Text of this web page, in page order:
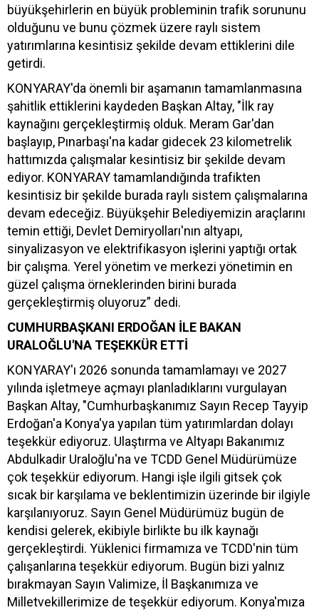
büyükşehirlerin en büyük probleminin trafik sorununu
olduğunu ve bunu çözmek üzere raylı sistem
yatırımlarına kesintisiz şekilde devam ettiklerini dile
getirdi.
KONYARAY'da önemli bir aşamanın tamamlanmasına
şahitlik ettiklerini kaydeden Başkan Altay, "İlk ray
kaynağını gerçekleştirmiş olduk. Meram Gar'dan
başlayıp, Pınarbaşı'na kadar gidecek 23 kilometrelik
hattımızda çalışmalar kesintisiz bir şekilde devam
ediyor. KONYARAY tamamlandığında trafikten
kesintisiz bir şekilde burada raylı sistem çalışmalarına
devam edeceğiz. Büyükşehir Belediyemizin araçlarını
temin ettiği, Devlet Demiryolları'nın altyapı,
sinyalizasyon ve elektrifikasyon işlerini yaptığı ortak
bir çalışma. Yerel yönetim ve merkezi yönetimin en
güzel çalışma örneklerinden birini burada
gerçekleştirmiş oluyoruz” dedi.
CUMHURBAŞKANI ERDOĞAN İLE BAKAN
URALOĞLU'NA TEŞEKKÜR ETTİ
KONYARAY'ı 2026 sonunda tamamlamayı ve 2027
yılında işletmeye açmayı planladıklarını vurgulayan
Başkan Altay, "Cumhurbaşkanımız Sayın Recep Tayyip
Erdoğan'a Konya'ya yapılan tüm yatırımlardan dolayı
teşekkür ediyoruz. Ulaştırma ve Altyapı Bakanımız
Abdulkadir Uraloğlu'na ve TCDD Genel Müdürümüze
çok teşekkür ediyorum. Hangi işle ilgili gitsek çok
sıcak bir karşılama ve beklentimizin üzerinde bir ilgiyle
karşılanıyoruz. Sayın Genel Müdürümüz bugün de
kendisi gelerek, ekibiyle birlikte bu ilk kaynağı
gerçekleştirdi. Yüklenici firmamıza ve TCDD'nin tüm
çalışanlarına teşekkür ediyorum. Bugün bizi yalnız
bırakmayan Sayın Valimize, İl Başkanımıza ve
Milletvekillerimize de teşekkür ediyorum. Konya'mıza